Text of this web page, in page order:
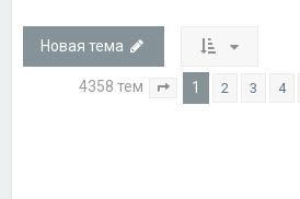
Новая тема
4358 тем Страница из 175
1 2 3 4